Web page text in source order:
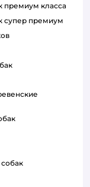
премиум класса
супер премиум